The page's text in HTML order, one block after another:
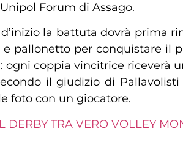
Forum di Assago.
la battuta dovrà prima
pallonetto per conquistare il
coppia vincitrice riceverà
il giudizio di
foto con un giocatore.
DERBY TRA VERO VOLLEY